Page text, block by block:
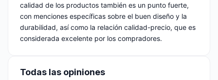
calidad de los productos también es un punto fuerte,
con menciones específicas sobre el buen diseño y la
durabilidad, así como la relación calidad-precio, que es
considerada excelente por los compradores.
Todas las opiniones